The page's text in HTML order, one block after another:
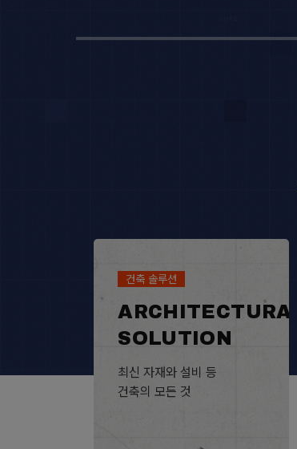
건축 솔루션
ARCHITECTURAL
SOLUTION
최신 자재와 설비 등
건축의 모든 것